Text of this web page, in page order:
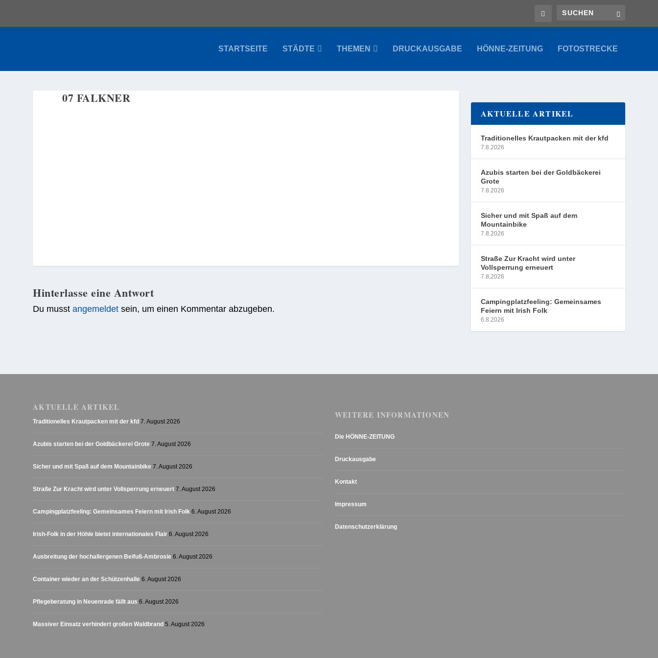
STARTSEITE STÄDTE THEMEN DRUCKAUSGABE HÖNNE-ZEITUNG FOTOSTRECKE
07 FALKNER
Hinterlasse eine Antwort
Du musstangemeldet sein, um einen Kommentar abzugeben.
AKTUELLE ARTIKEL
Traditionelles Krautpacken mit der kfd
7.8.2026
Azubis starten bei der Goldbäckerei
Grote
7.8.2026
Sicher und mit Spaß auf dem
Mountainbike
7.8.2026
Straße Zur Kracht wird unter
Vollsperrung erneuert
7.8.2026
Campingplatzfeeling: Gemeinsames
Feiern mit Irish Folk
6.8.2026
AKTUELLE ARTIKEL
Traditionelles Krautpacken mit der kfd 7. August 2026
Azubis starten bei der Goldbäckerei Grote 7. August 2026
Sicher und mit Spaß auf dem Mountainbike 7. August 2026
Straße Zur Kracht wird unter Vollsperrung erneuert 7. August 2026
Campingplatzfeeling: Gemeinsames Feiern mit Irish Folk 6. August 2026
Irish-Folk in der Höhle bietet internationales Flair 6. August 2026
Ausbreitung der hochallergenen Beifuß-Ambrosie 6. August 2026
Container wieder an der Schützenhalle 6. August 2026
Pflegeberatung in Neuenrade fällt aus 6. August 2026
Massiver Einsatz verhindert großen Waldbrand 5. August 2026
WEITERE INFORMATIONEN
Die HÖNNE-ZEITUNG
Druckausgabe
Kontakt
Impressum
Datenschutzerklärung